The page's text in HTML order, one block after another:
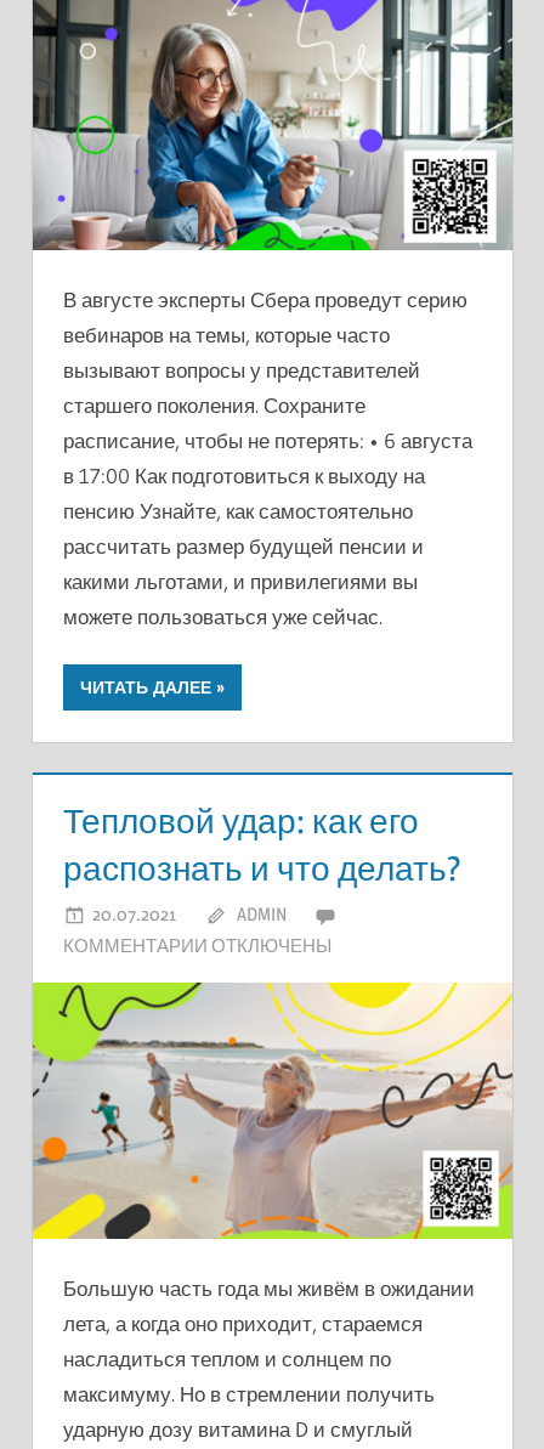
ВЕБИНАРЫ
СБЕРА
ПО
ФИНАНСОВОЙ
ГРАМОТНОСТИ
В августе эксперты Сбера проведут серию
вебинаров на темы, которые часто
вызывают вопросы у представителей
старшего поколения. Сохраните
расписание, чтобы не потерять: • 6 августа
в 17:00 Как подготовиться к выходу на
пенсию Узнайте, как самостоятельно
рассчитать размер будущей пенсии и
какими льготами, и привилегиями вы
можете пользоваться уже сейчас.
ЧИТАТЬ ДАЛЕЕ
Тепловой удар: как его
распознать и что делать?
20.07.2021
ADMIN
КОММЕНТАРИИ К
ТЕПЛОВОЙ
УДАР:
ЕГО
РАСПОЗНАТЬ
ЧТО
ДЕЛАТЬ?
ОТКЛЮЧЕНЫ
Большую часть года мы живём в ожидании
лета, а когда оно приходит, стараемся
насладиться теплом и солнцем по
максимуму. Но в стремлении получить
ударную дозу витамина D и смуглый